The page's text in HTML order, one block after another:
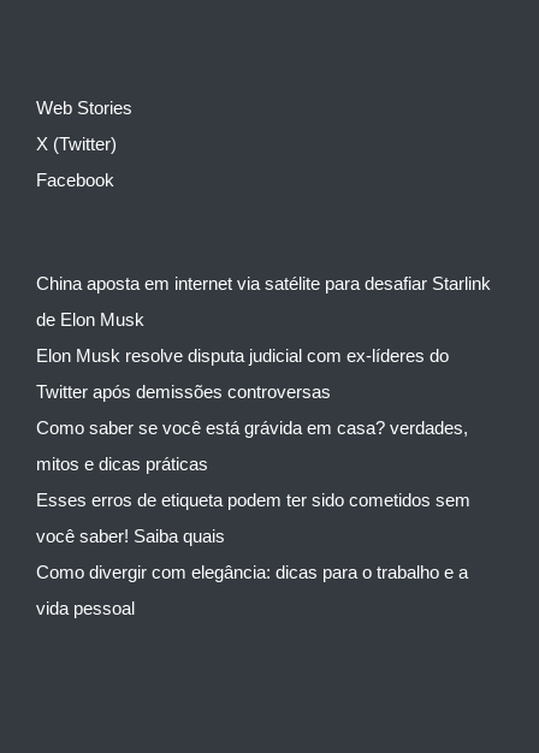
Web Stories
X (Twitter)
Facebook
China aposta em internet via satélite para desafiar Starlink
de Elon Musk
Elon Musk resolve disputa judicial com ex-líderes do
Twitter após demissões controversas
Como saber se você está grávida em casa? verdades,
mitos e dicas práticas
Esses erros de etiqueta podem ter sido cometidos sem
você saber! Saiba quais
Como divergir com elegância: dicas para o trabalho e a
vida pessoal